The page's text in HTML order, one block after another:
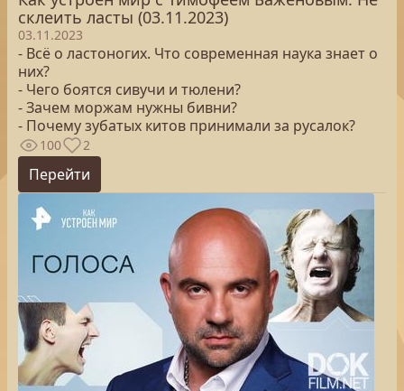
склеить ласты (03.11.2023)
03.11.2023
- Всё о ластоногих. Что современная наука знает о
них?
- Чего боятся сивучи и тюлени?
- Зачем моржам нужны бивни?
- Почему зубатых китов принимали за русалок?
100 2
Перейти